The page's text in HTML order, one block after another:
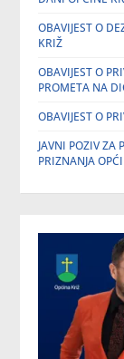
OBAVIJEST O
KRIŽ
OBAVIJEST O
PROMETA NA
OBAVIJEST O
JAVNI POZIV ZA
PRIZNANJA